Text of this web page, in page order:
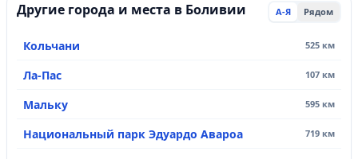
Другие города и места в Боливии А-Я Рядом
Кольчани 525 км
Ла-Пас 107 км
Мальку 595 км
Национальный парк Эдуардо Авароа 719 км